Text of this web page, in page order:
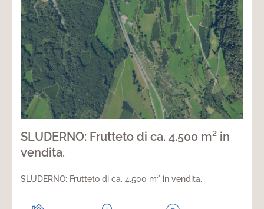
SLUDERNO: Frutteto di ca. 4.500 m² in
vendita.
SLUDERNO: Frutteto di ca. 4.500 m² in vendita.